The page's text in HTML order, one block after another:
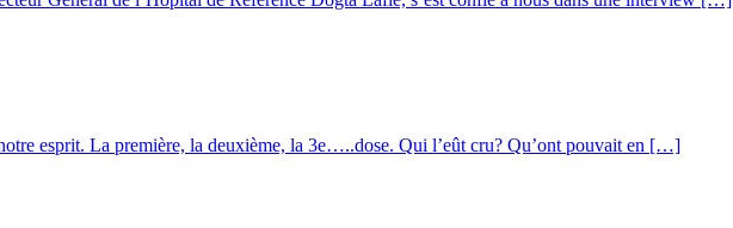
esprit. La première, la deuxième, la 3e…..dose. Qui l’eût cru? Qu’ont pouvait en […]